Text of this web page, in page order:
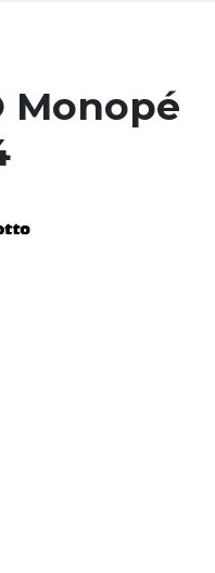
Monopé